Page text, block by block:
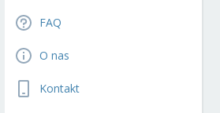
FAQ
O nas
Kontakt